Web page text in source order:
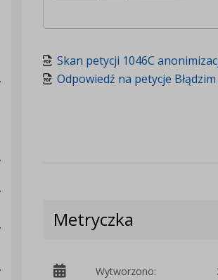
Skan petycji 1046C
Odpowiedź na petycje
Metryczka
Wytworzono: